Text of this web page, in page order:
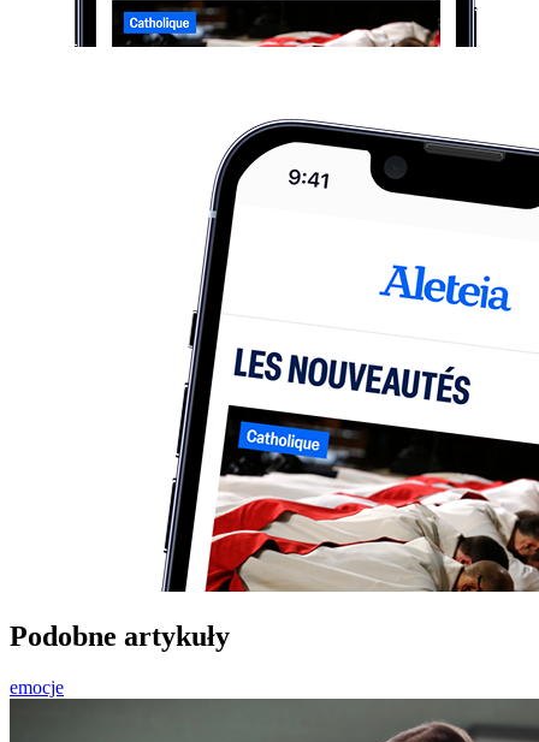
Podobne artykuły
emocje